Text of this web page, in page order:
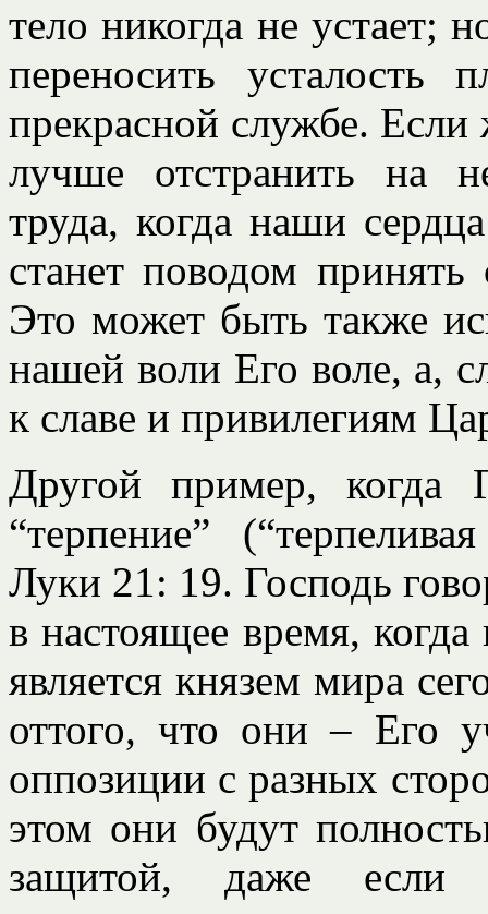
тело никогда не устает;
переносить усталость
прекрасной службе.
лучше отстранить на
труда, когда наши
станет поводом
Это может быть также
нашей воли Его воле, а,
к славе и привилегиям
Другой пример, когда
“терпение”
Луки 21: 19. Господь
в настоящее время, когда
является князем мира
оттого, что они – Его
оппозиции с разных
этом они будут
защитой, даже